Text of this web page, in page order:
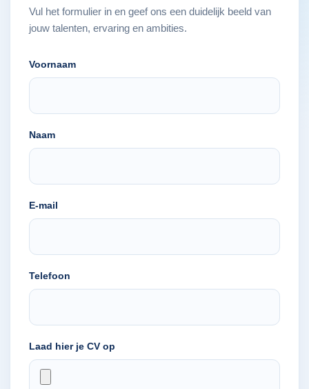
Vul het formulier in en geef ons een duidelijk beeld van
jouw talenten, ervaring en ambities.
Voornaam
Naam
E-mail
Telefoon
Laad hier je CV op